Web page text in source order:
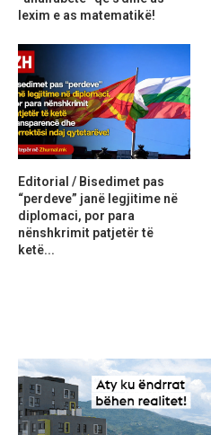
lexim e as matematikë!
Editorial / Bisedimet pas
“perdeve” janë legjitime në
diplomaci, por para
nënshkrimit patjetër të
ketë...